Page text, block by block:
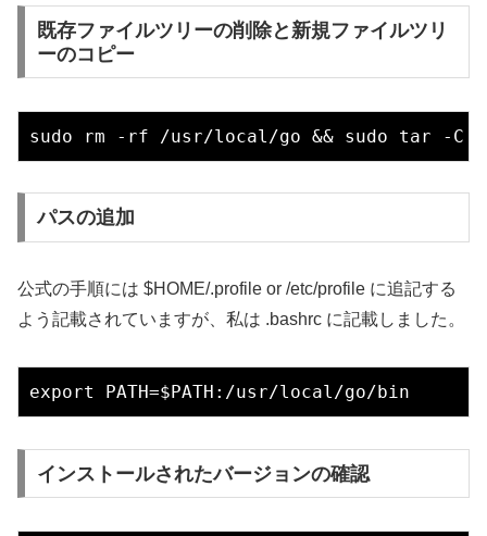
既存ファイルツリーの削除と新規ファイルツリ
ーのコピー
パスの追加
公式の手順には $HOME/.profile or /etc/profile に追記する
よう記載されていますが、私は .bashrc に記載しました。
インストールされたバージョンの確認